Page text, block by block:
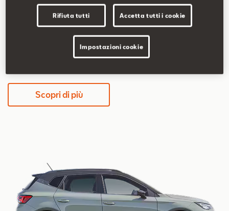
5,2-5,8 l/100km 117-131 g/km
339€/mese
Scopri di più
Rifiuta tutti Accetta tutti i cookie
Impostazioni cookie